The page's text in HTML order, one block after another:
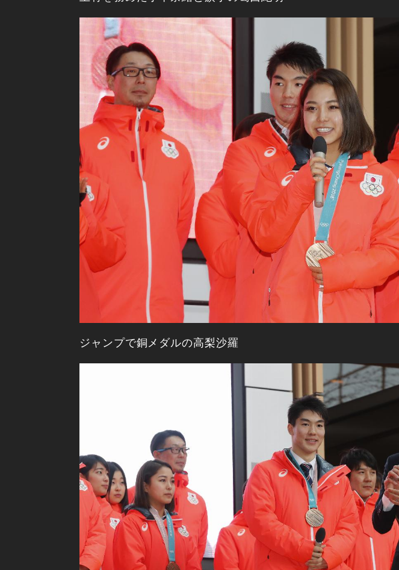
ジャンプで銅メダルの高梨沙羅